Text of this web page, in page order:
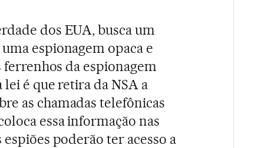
dos EUA, busca um
espionagem opaca e
da espionagem
é que retira da NSA a
as chamadas telefônicas
essa informação nas
poderão ter acesso a